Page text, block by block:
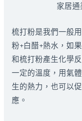
家居通
梳打粉是我們一般
粉+白醋+熱水，如
和梳打粉產生化學
一定的溫度，用氣
生的熱力，也可以
應。